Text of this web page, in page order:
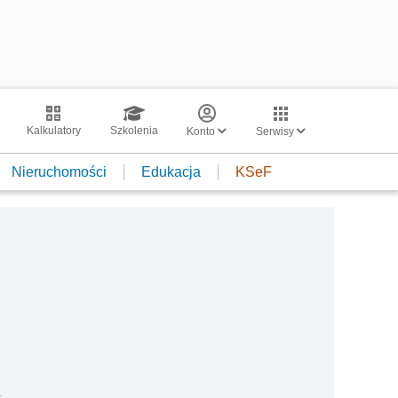
Kalkulatory Szkolenia Konto Serwisy
Nieruchomości Edukacja KSeF